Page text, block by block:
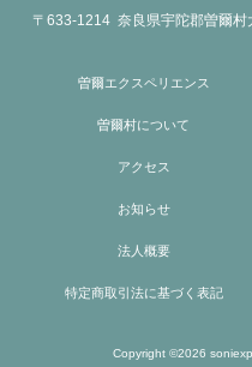
〒633-1214 奈良県宇陀郡曽爾村
曽爾エクスペリエンス
曽爾村について
アクセス
お知らせ
法人概要
特定商取引法に基づく表記
Copyright ©2026